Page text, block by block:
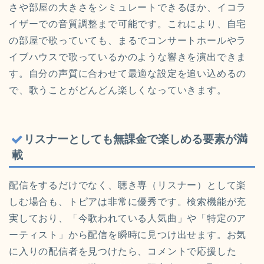
さや部屋の大きさをシミュレートできるほか、イコラ
イザーでの音質調整まで可能です。これにより、自宅
の部屋で歌っていても、まるでコンサートホールやラ
イブハウスで歌っているかのような響きを演出できま
す。自分の声質に合わせて最適な設定を追い込めるの
で、歌うことがどんどん楽しくなっていきます。
リスナーとしても無課金で楽しめる要素が満
載
配信をするだけでなく、聴き専（リスナー）として楽
しむ場合も、トピアは非常に優秀です。検索機能が充
実しており、「今歌われている人気曲」や「特定のア
ーティスト」から配信を瞬時に見つけ出せます。お気
に入りの配信者を見つけたら、コメントで応援した